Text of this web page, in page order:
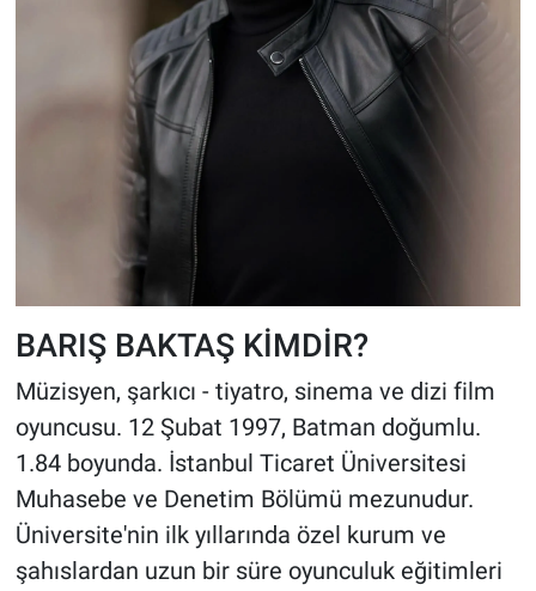
BARIŞ BAKTAŞ KİMDİR?
Müzisyen, şarkıcı - tiyatro, sinema ve dizi film
oyuncusu. 12 Şubat 1997, Batman doğumlu.
1.84 boyunda. İstanbul Ticaret Üniversitesi
Muhasebe ve Denetim Bölümü mezunudur.
Üniversite'nin ilk yıllarında özel kurum ve
şahıslardan uzun bir süre oyunculuk eğitimleri